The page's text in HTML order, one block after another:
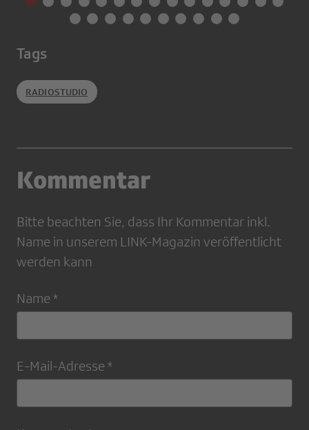
Tags
RADIOSTUDIO
Kommentar
Bitte beachten Sie, dass Ihr Kommentar inkl.
Name in unserem LINK-Magazin veröffentlicht
werden kann
Name *
E-Mail-Adresse *